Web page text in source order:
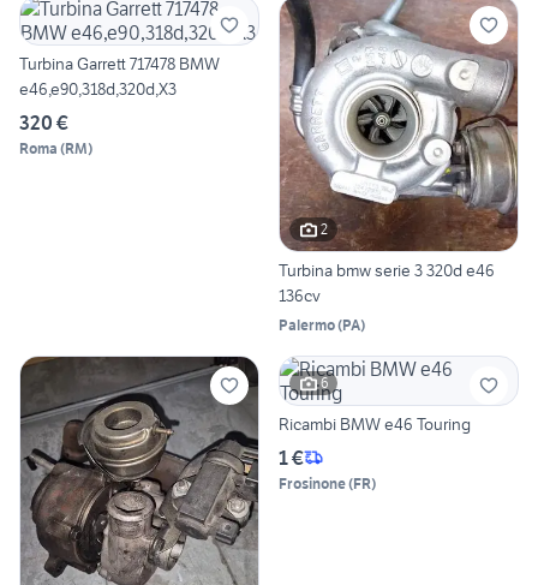
Turbina Garrett 717478 BMW
e46,e90,318d,320d,X3
320 €
Roma (RM)
2
Turbina bmw serie 3 320d e46
136cv
Palermo(PA)
6
Ricambi BMW e46 Touring
1 €
Frosinone(FR)